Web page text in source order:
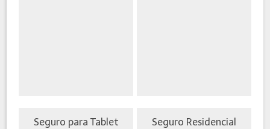
Seguro para Tablet
Seguro Residencial